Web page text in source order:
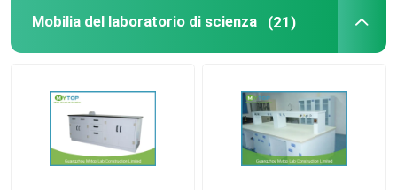
Mobilia del laboratorio di scienza (21)